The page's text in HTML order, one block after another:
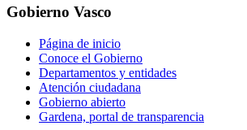
Gobierno Vasco
Página de inicio
Conoce el Gobierno
Departamentos y entidades
Atención ciudadana
Gobierno abierto
Gardena, portal de transparencia